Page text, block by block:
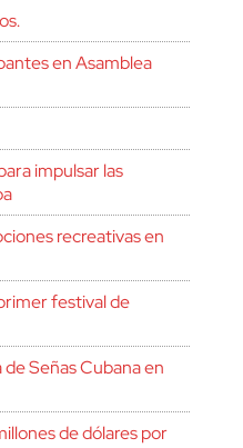
en Asamblea
impulsar las
recreativas en
festival de
Señas Cubana en
de dólares por